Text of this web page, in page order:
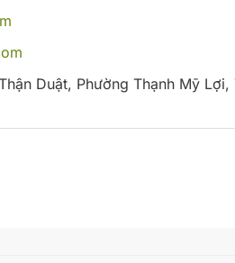
Duật, Phường Thạnh Mỹ Lợi,